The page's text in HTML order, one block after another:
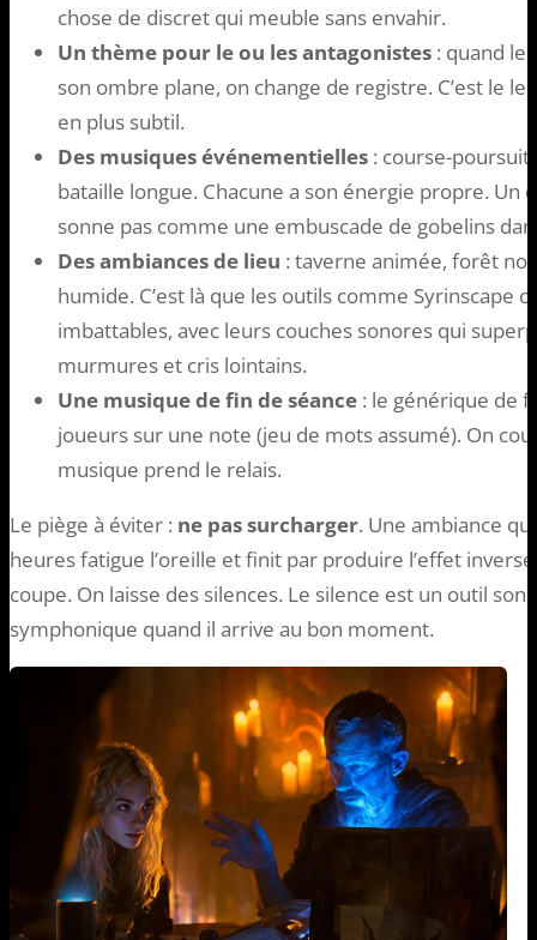
chose de discret qui meuble sans envahir.
Un thème pour le ou les antagonistes : quand le
son ombre plane, on change de registre. C’est le
en plus subtil.
Des musiques événementielles : course-
bataille longue. Chacune a son énergie propre. Un
sonne pas comme une embuscade de gobelins
Des ambiances de lieu : taverne animée, forêt
humide. C’est là que les outils comme Syrinscape
imbattables, avec leurs couches sonores qui
murmures et cris lointains.
Une musique de fin de séance : le générique de
joueurs sur une note (jeu de mots assumé). On
musique prend le relais.
Le piège à éviter : ne pas surcharger. Une ambiance
heures fatigue l’oreille et finit par produire l’effet
coupe. On laisse des silences. Le silence est un outil
symphonique quand il arrive au bon moment.